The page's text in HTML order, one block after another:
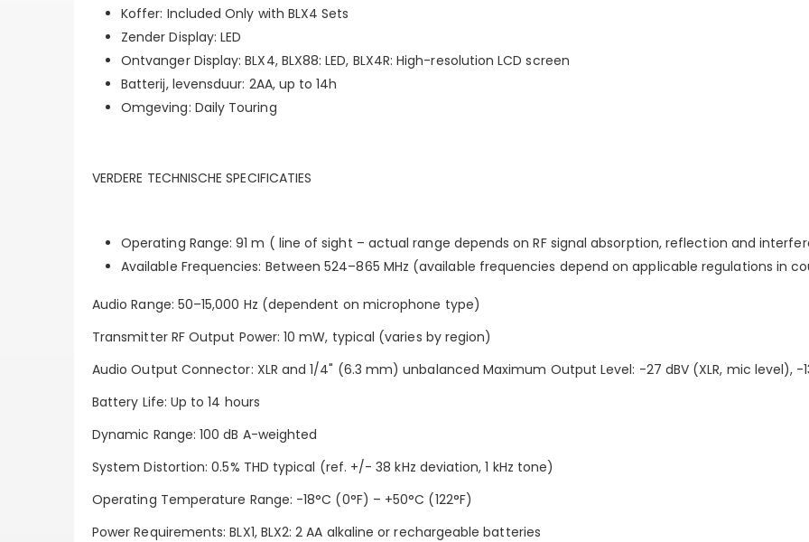
Koffer: Included Only with BLX4 Sets
Zender Display: LED
Ontvanger Display: BLX4, BLX88: LED, BLX4R: High-resolution LCD screen
Batterij, levensduur: 2AA, up to 14h
Omgeving: Daily Touring
VERDERE TECHNISCHE SPECIFICATIES
Operating Range: 91 m ( line of sight – actual range depends on RF signal absorption, reflection and
Available Frequencies: Between 524–865 MHz (available frequencies depend on applicable regulations in
Audio Range: 50–15,000 Hz (dependent on microphone type)
Transmitter RF Output Power: 10 mW, typical (varies by region)
Audio Output Connector: XLR and 1/4" (6.3 mm) unbalanced Maximum Output Level: -27 dBV (XLR, mic level), -
Battery Life: Up to 14 hours
Dynamic Range: 100 dB A-weighted
System Distortion: 0.5% THD typical (ref. +/- 38 kHz deviation, 1 kHz tone)
Operating Temperature Range: -18°C (0°F) – +50°C (122°F)
Power Requirements: BLX1, BLX2: 2 AA alkaline or rechargeable batteries